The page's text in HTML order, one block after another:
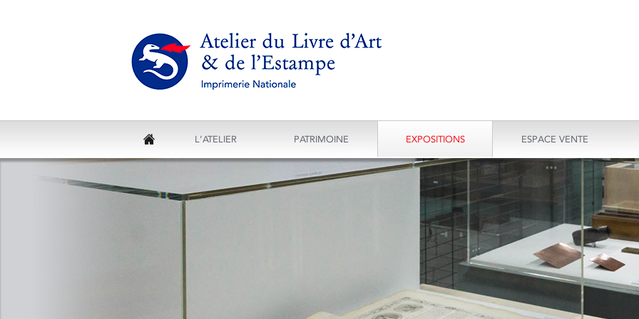
ACCUEIL
L’ATELIER PATRIMOINE EXPOSITIONS ESPACE VENTE